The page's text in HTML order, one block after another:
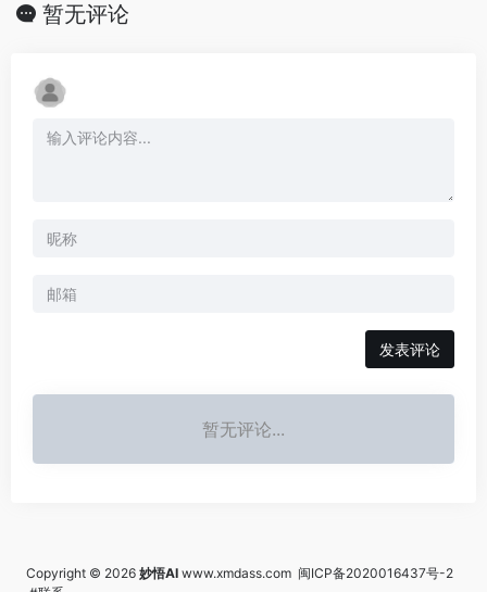
暂无评论
发表评论
暂无评论...
Copyright © 2026 妙悟AI www.xmdass.com 闽ICP备2020016437号-2